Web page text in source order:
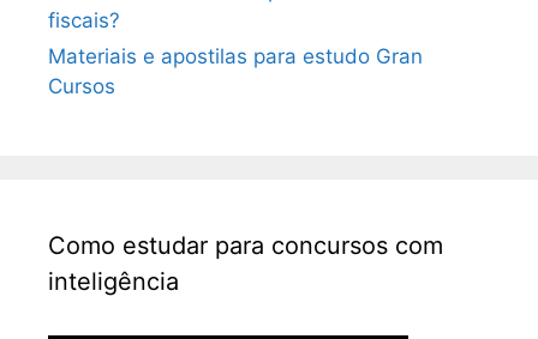
fiscais?
Materiais e apostilas para estudo Gran
Cursos
Como estudar para concursos com
inteligência